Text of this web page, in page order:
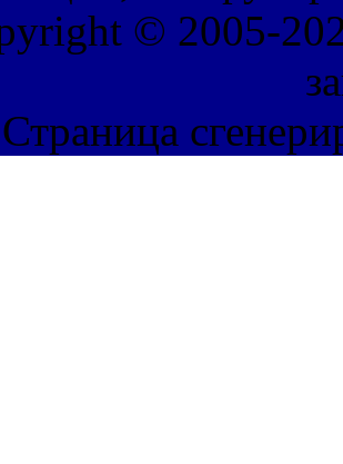
© 2005-
Страница